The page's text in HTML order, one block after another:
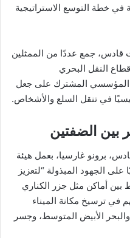
في خطة التوسع الاستراتيجية
قادس، جمع عددًا من الممثلين
النقل البحري
المؤسسي المشترك على جعل
في تنقل السلع والأشخاص.
بين الضفتين
برونو غارسيا، بعمل هيئة
على الجهود المبذولة “لتعزيز
بين أماكن مثل جزر الكناري
في ترسيخ مكانة الميناء
الأبيض المتوسط، وجسر